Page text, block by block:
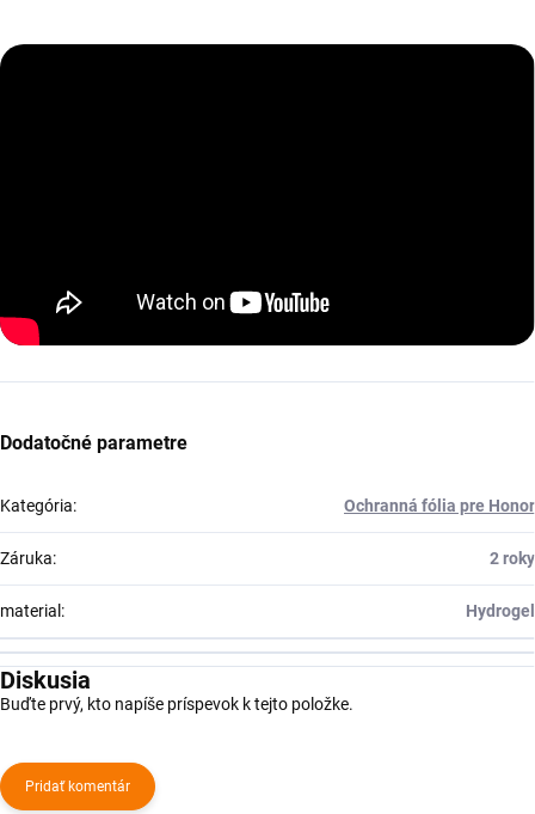
Dodatočné parametre
Kategória: Ochranná fólia pre Honor
Záruka: 2 roky
material: Hydrogel
Diskusia
Buďte prvý, kto napíše príspevok k tejto položke.
Pridať komentár